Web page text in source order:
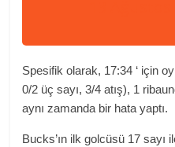
Spesifik olarak, 17:34 ‘ için
0/2 üç sayı, 3/4 atış), 1
aynı zamanda bir hata yaptı.
Bucks’ın ilk golcüsü 17 sayı